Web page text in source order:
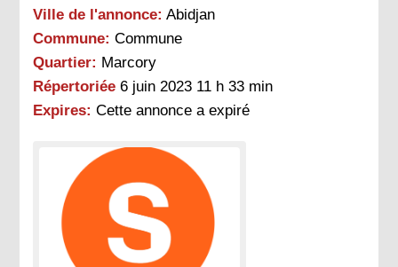
Ville de l'annonce: Abidjan
Commune: Commune
Quartier: Marcory
Répertoriée 6 juin 2023 11 h 33 min
Expires: Cette annonce a expiré